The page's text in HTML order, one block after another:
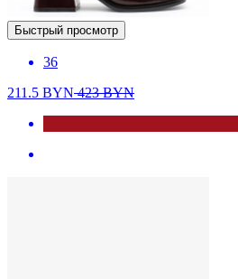
Быстрый просмотр
36
211.5 BYN423BYN